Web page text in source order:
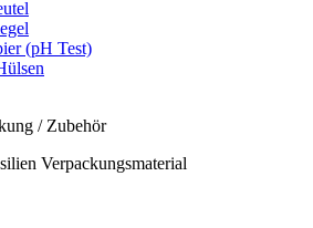
(pH Test)
/ Zubehör
Verpackungsmaterial